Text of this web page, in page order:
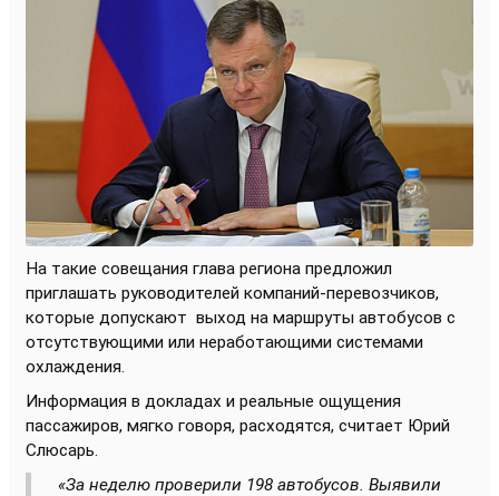
На такие совещания глава региона предложил
приглашать руководителей компаний-перевозчиков,
которые допускают выход на маршруты автобусов с
отсутствующими или неработающими системами
охлаждения.
Информация в докладах и реальные ощущения
пассажиров, мягко говоря, расходятся, считает Юрий
Слюсарь.
«За неделю проверили 198 автобусов. Выявили